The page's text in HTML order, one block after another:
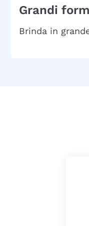
Grandi
Brinda in